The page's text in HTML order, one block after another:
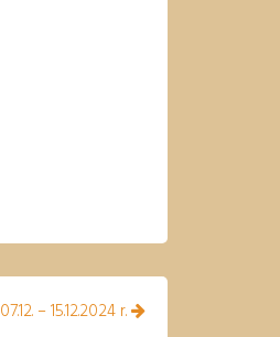
07.12. – 15.12.2024 r.